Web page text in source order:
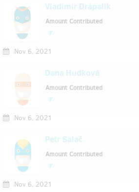
Vladimír Drápalík
Nov 6, 2021
Amount Contributed
Dana Hudková
Nov 6, 2021
Amount Contributed
Petr Salač
Nov 6, 2021
Amount Contributed